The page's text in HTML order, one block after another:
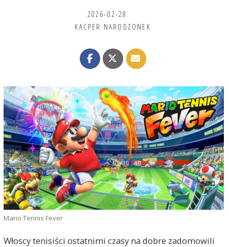
2026-02-28
KACPER NARODZONEK
Mario Tennis Fever
Włoscy tenisiści ostatnimi czasy na dobre zadomowili